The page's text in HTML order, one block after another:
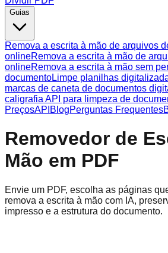
Guias
Remova a escrita à mão de arquivos
onlineRemova a escrita à mão de
onlineRemova a escrita à mão sem
documentoLimpe planilhas
marcas de caneta de documentos
caligrafia API para limpeza de
PreçosAPI BlogPerguntas Frequentes
Removedor de
Mão em PDF
Envie um PDF, escolha as páginas
remova a escrita à mão com IA,
impresso e a estrutura do documento.